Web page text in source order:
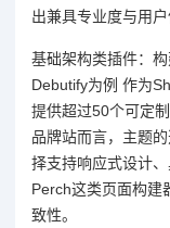
出兼具专业度与用户
基础架构类插件：
Debutify为例 作为
提供超过50个可定
品牌站而言，主题
择支持响应式设计
Perch这类页面构建
致性。